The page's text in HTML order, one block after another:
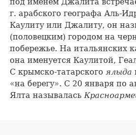
г. арабского географа Аль-
Каулиту или Джалиту, он
(половецким) городом на
побережье. На итальянских
она именуется Каулитой,
С крымско-татарского ялыда
«на берегу». С 20 января по
Ялта называлась